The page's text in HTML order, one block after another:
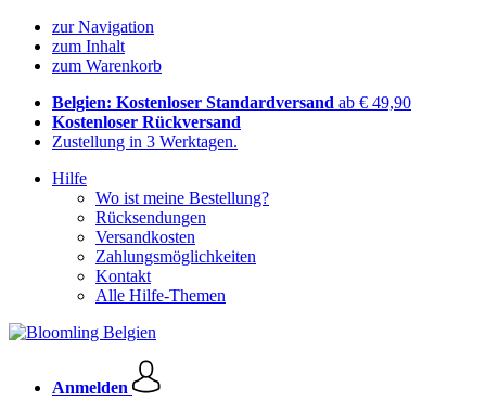
zur Navigation
zum Inhalt
zum Warenkorb
Belgien: Kostenloser Standardversand ab € 49,90
Kostenloser Rückversand
Zustellung in 3 Werktagen.
Hilfe
Wo ist meine Bestellung?
Rücksendungen
Versandkosten
Zahlungsmöglichkeiten
Kontakt
Alle Hilfe-Themen
Anmelden